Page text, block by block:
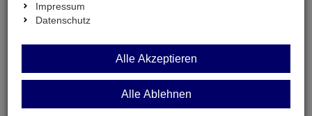
ST 2,5A
SMD-Kleinstsicherung 2,5A träge 6,1x2,6x2,6mm
Impressum
Datenschutz
Alle Akzeptieren
Alle Ablehnen